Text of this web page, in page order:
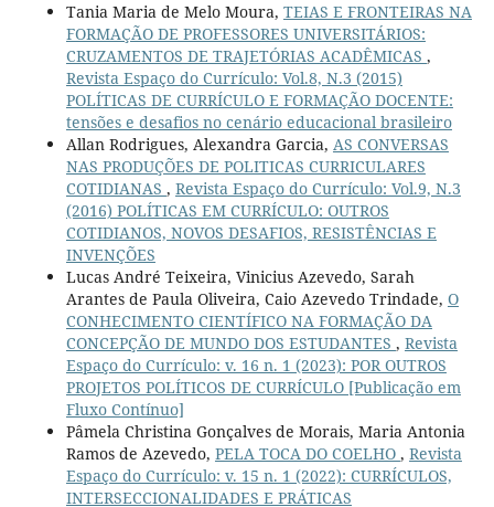
Tania Maria de Melo Moura, TEIAS E FRONTEIRAS NA
FORMAÇÃO DE PROFESSORES UNIVERSITÁRIOS:
CRUZAMENTOS DE TRAJETÓRIAS ACADÊMICAS ,
Revista Espaço do Currículo: Vol.8, N.3 (2015)
POLÍTICAS DE CURRÍCULO E FORMAÇÃO DOCENTE:
tensões e desafios no cenário educacional brasileiro
Allan Rodrigues, Alexandra Garcia, AS CONVERSAS
NAS PRODUÇÕES DE POLITICAS CURRICULARES
COTIDIANAS , Revista Espaço do Currículo: Vol.9, N.3
(2016) POLÍTICAS EM CURRÍCULO: OUTROS
COTIDIANOS, NOVOS DESAFIOS, RESISTÊNCIAS E
INVENÇÕES
Lucas André Teixeira, Vinicius Azevedo, Sarah
Arantes de Paula Oliveira, Caio Azevedo Trindade, O
CONHECIMENTO CIENTÍFICO NA FORMAÇÃO DA
CONCEPÇÃO DE MUNDO DOS ESTUDANTES , Revista
Espaço do Currículo: v. 16 n. 1 (2023): POR OUTROS
PROJETOS POLÍTICOS DE CURRÍCULO [Publicação em
Fluxo Contínuo]
Pâmela Christina Gonçalves de Morais, Maria Antonia
Ramos de Azevedo, PELA TOCA DO COELHO , Revista
Espaço do Currículo: v. 15 n. 1 (2022): CURRÍCULOS,
INTERSECCIONALIDADES E PRÁTICAS